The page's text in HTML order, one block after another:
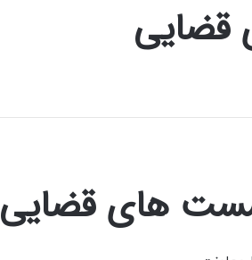
قضایی
های قضایی